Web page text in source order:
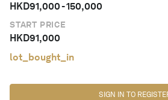
HKD91,000-150,000
START PRICE
HKD91,000
lot_bought_in
SIGN IN TO